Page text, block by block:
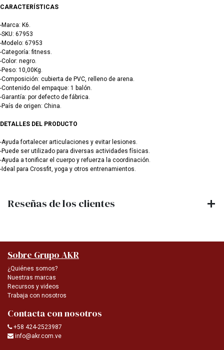
CARACTERÍSTICAS
-Marca: K6.
-SKU: 67953
-Modelo: 67953
-Categoría: fitness.
-Color: negro.
-Peso: 10,00Kg.
-Composición: cubierta de PVC, relleno de arena.
-Contenido del empaque: 1 balón.
-Garantía: por defecto de fábrica.
-País de origen: China.
DETALLES DEL PRODUCTO
-Ayuda fortalecer articulaciones y evitar lesiones.
-Puede ser utilizado para diversas actividades físicas.
-Ayuda a tonificar el cuerpo y refuerza la coordinación.
-Ideal para Crossfit, yoga y otros entrenamientos.
Reseñas de los clientes
Sobre Grupo AKR
¿Quiénes somos?
Nuestras marcas
Recursos y videos
Trabaja con nosotros
Contacta con nosotros
+58 424-2523987
info@akr.com.ve